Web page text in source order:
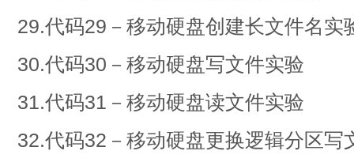
29.代码29－移动硬盘创建长文件名
30.代码30－移动硬盘写文件实验
31.代码31－移动硬盘读文件实验
32.代码32－移动硬盘更换逻辑分区